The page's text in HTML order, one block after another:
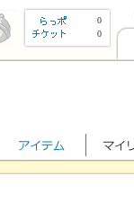
0
0